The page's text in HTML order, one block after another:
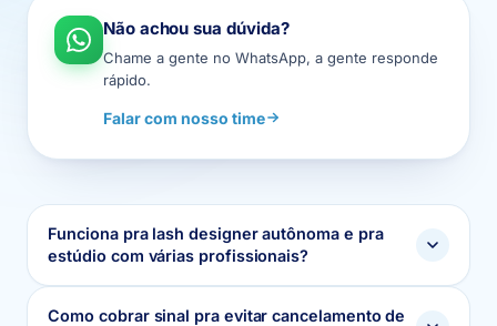
Não achou sua dúvida?
Chame a gente no WhatsApp, a gente responde
rápido.
Falar com nosso time
Funciona pra lash designer autônoma e pra
estúdio com várias profissionais?
Como cobrar sinal pra evitar cancelamento de